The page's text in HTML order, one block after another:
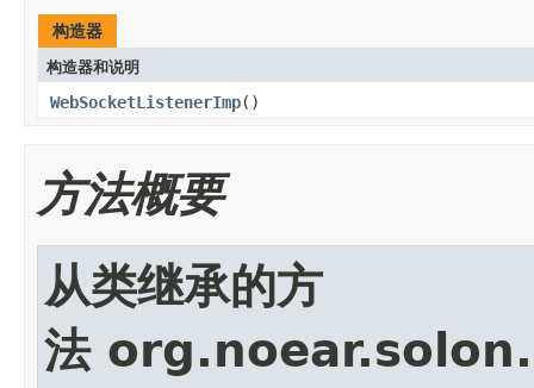
构造器
构造器和说明
WebSocketListenerImp()
方法概要
从类继承的方
法